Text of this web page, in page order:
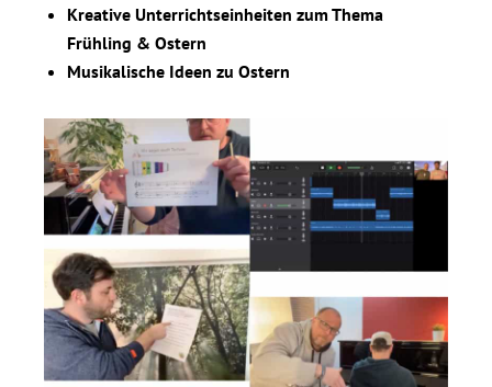
Kreative Unterrichtseinheiten zum Thema
Frühling & Ostern
Musikalische Ideen zu Ostern